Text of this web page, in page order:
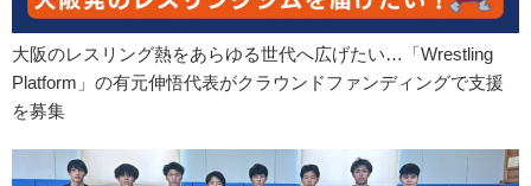
大阪のレスリング熱をあらゆる世代へ広げたい…「Wrestling
Platform」の有元伸悟代表がクラウンドファンディングで支援
を募集